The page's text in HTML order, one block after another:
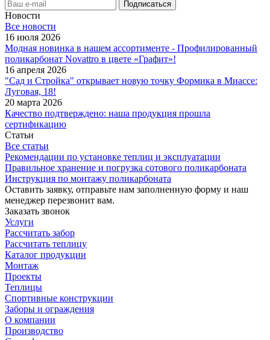
Новости
Все новости
16 июля 2026
Модная новинка в нашем ассортименте - Профилированный
поликарбонат Novattro в цвете «Графит»!
16 апреля 2026
"Сад и Стройка" открывает новую точку Формика в Миассе:
Луговая, 18!
20 марта 2026
Качество подтверждено: наша продукция прошла
сертификацию
Статьи
Все статьи
Рекомендации по установке теплиц и эксплуатации
Правильное хранение и погрузка сотового поликарбоната
Инструкция по монтажу поликарбоната
Оставить заявку, отправьте нам заполненную форму и наш
менеджер перезвонит вам.
Заказать звонок
Услуги
Рассчитать забор
Рассчитать теплицу
Каталог продукции
Монтаж
Проекты
Теплицы
Спортивные конструкции
Заборы и ограждения
О компании
Производство